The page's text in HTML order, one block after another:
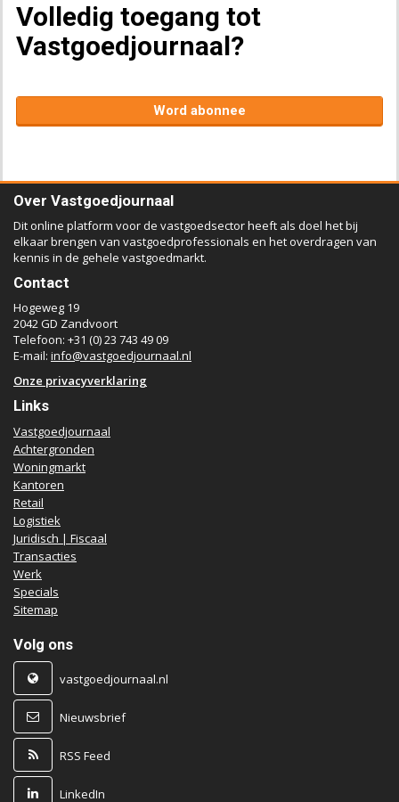
Volledig toegang tot
Vastgoedjournaal?
Word abonnee
Over Vastgoedjournaal
Dit online platform voor de vastgoedsector heeft als doel het bij
elkaar brengen van vastgoedprofessionals en het overdragen van
kennis in de gehele vastgoedmarkt.
Contact
Hogeweg 19
2042 GD Zandvoort
Telefoon: +31 (0) 23 743 49 09
E-mail: info@vastgoedjournaal.nl
Onze privacyverklaring
Links
Vastgoedjournaal
Achtergronden
Woningmarkt
Kantoren
Retail
Logistiek
Juridisch | Fiscaal
Transacties
Werk
Specials
Sitemap
Volg ons
vastgoedjournaal.nl
Nieuwsbrief
RSS Feed
LinkedIn